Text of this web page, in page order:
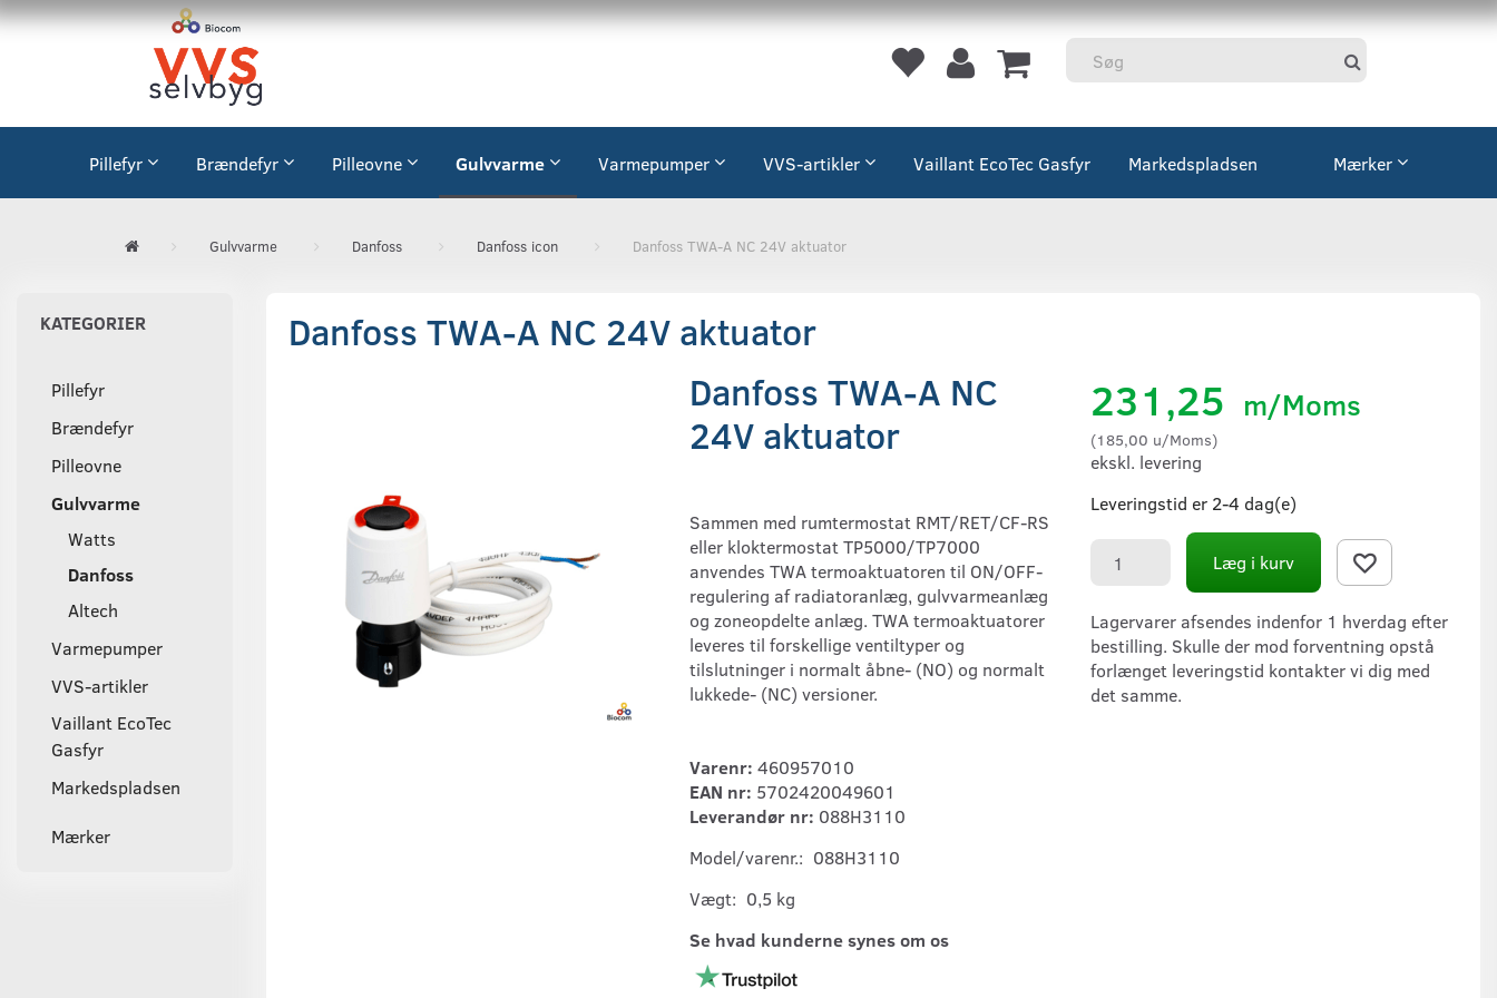
Pillefyr Brændefyr Pilleovne Gulvvarme Varmepumper VVS-artikler Vaillant EcoTec Gasfyr Markedspladsen Mærker
Gulvvarme Danfoss Danfoss icon Danfoss TWA-A NC 24V aktuator
KATEGORIER
Pillefyr
Brændefyr
Pilleovne
Gulvvarme
Watts
Danfoss
Altech
Varmepumper
VVS-artikler
Vaillant EcoTec
Gasfyr
Markedspladsen
Mærker
Danfoss TWA-A NC 24V aktuator
Danfoss TWA-A NC
24V aktuator
Sammen med rumtermostat RMT/RET/CF-RS
eller kloktermostat TP5000/TP7000
anvendes TWA termoaktuatoren til ON/OFF-
regulering af radiatoranlæg, gulvvarmeanlæg
og zoneopdelte anlæg. TWA termoaktuatorer
leveres til forskellige ventiltyper og
tilslutninger i normalt åbne- (NO) og normalt
lukkede- (NC) versioner.
Varenr: 460957010
EAN nr: 5702420049601
Leverandør nr: 088H3110
Model/varenr.: 088H3110
Vægt: 0,5 kg
Se hvad kunderne synes om os
231,25 m/Moms
(185,00 u/Moms)
ekskl. levering
Leveringstid er 2-4 dag(e)
Læg i kurv
Lagervarer afsendes indenfor 1 hverdag efter
bestilling. Skulle der mod forventning opstå
forlænget leveringstid kontakter vi dig med
det samme.